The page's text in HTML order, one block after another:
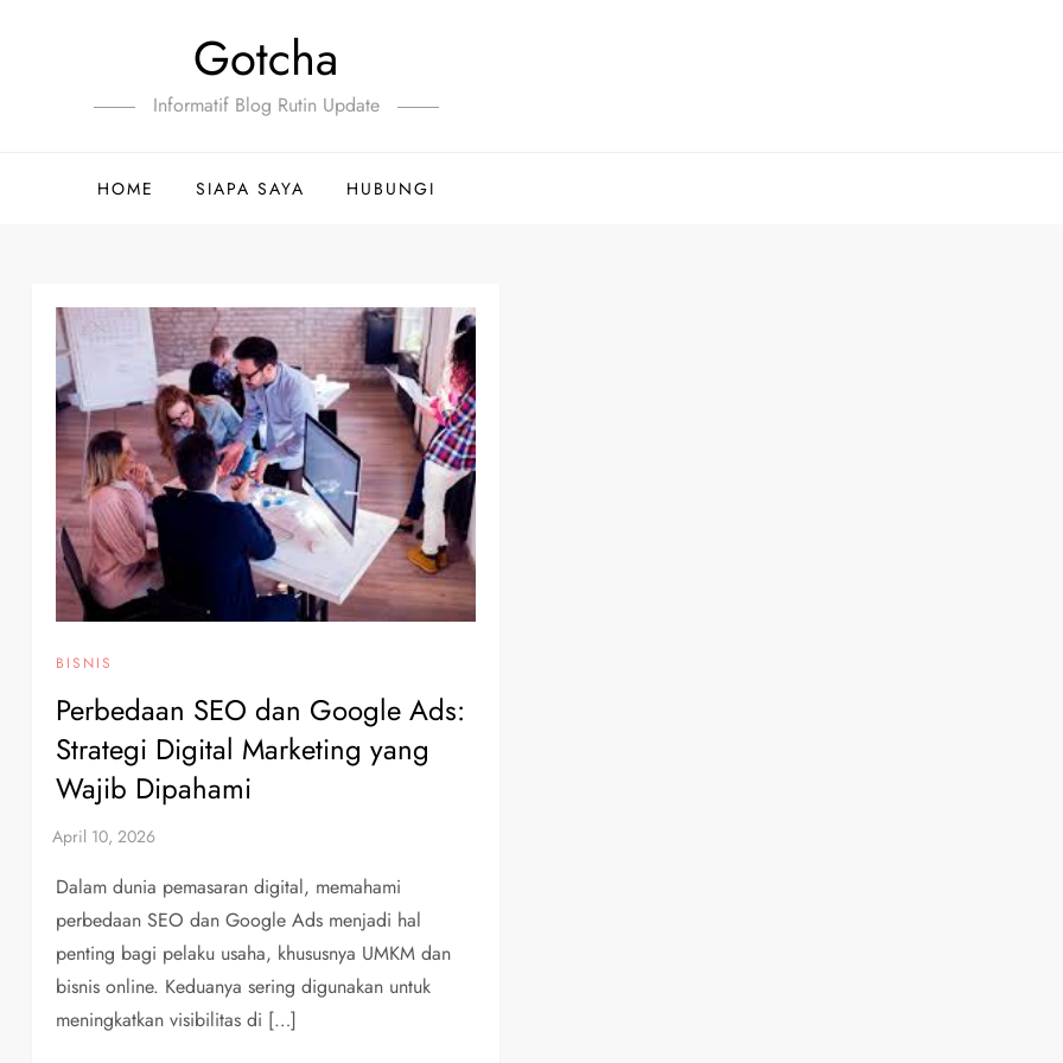
Gotcha
Informatif Blog Rutin Update
HOME SIAPA SAYA HUBUNGI
BISNIS
Perbedaan SEO dan Google Ads:
Strategi Digital Marketing yang
Wajib Dipahami
Dalam dunia pemasaran digital, memahami
perbedaan SEO dan Google Ads menjadi hal
penting bagi pelaku usaha, khususnya UMKM dan
bisnis online. Keduanya sering digunakan untuk
meningkatkan visibilitas di […]